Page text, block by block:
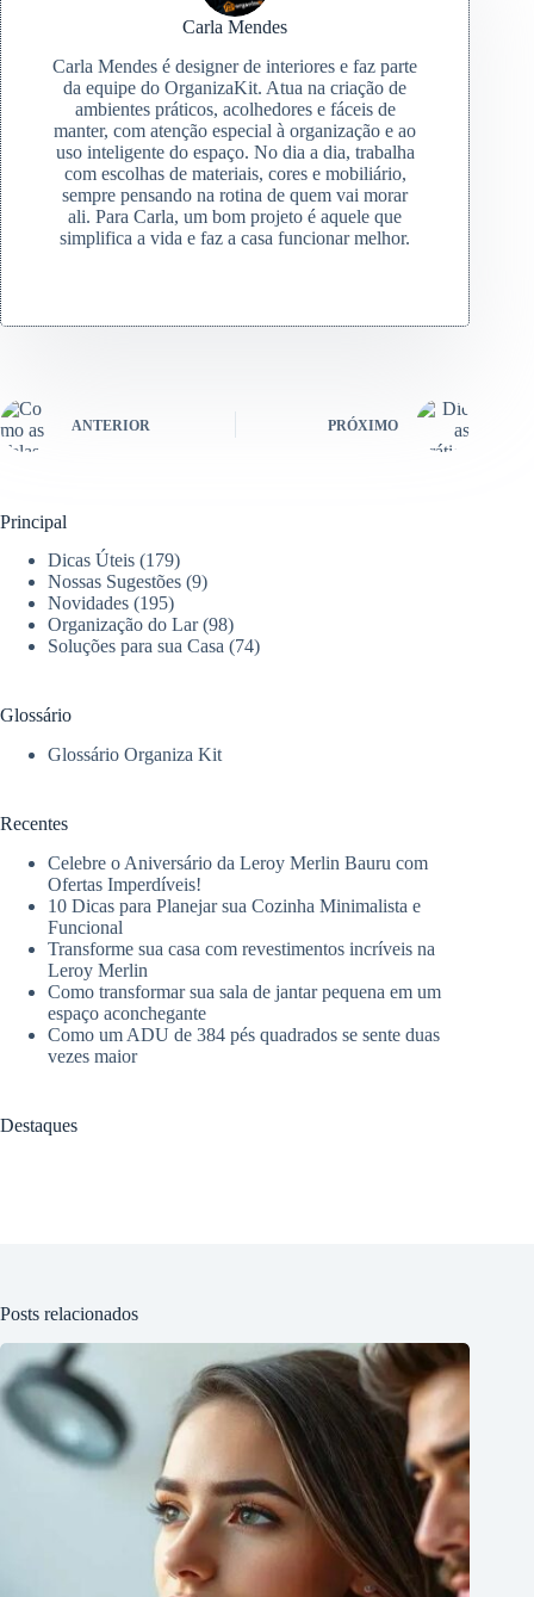
Carla Mendes
Carla Mendes é designer de interiores e faz parte
da equipe do OrganizaKit. Atua na criação de
ambientes práticos, acolhedores e fáceis de
manter, com atenção especial à organização e ao
uso inteligente do espaço. No dia a dia, trabalha
com escolhas de materiais, cores e mobiliário,
sempre pensando na rotina de quem vai morar
ali. Para Carla, um bom projeto é aquele que
simplifica a vida e faz a casa funcionar melhor.
ANTERIOR PRÓXIMO
Principal
Dicas Úteis (179)
Nossas Sugestões (9)
Novidades (195)
Organização do Lar(98)
Soluções para sua Casa (74)
Glossário
Glossário Organiza Kit
Recentes
Celebre o Aniversário da Leroy Merlin Bauru com
Ofertas Imperdíveis!
10 Dicas para Planejar sua Cozinha Minimalista e
Funcional
Transforme sua casa com revestimentos incríveis na
Leroy Merlin
Como transformar sua sala de jantar pequena em um
espaço aconchegante
Como um ADU de 384 pés quadrados se sente duas
vezes maior
Destaques
Posts relacionados